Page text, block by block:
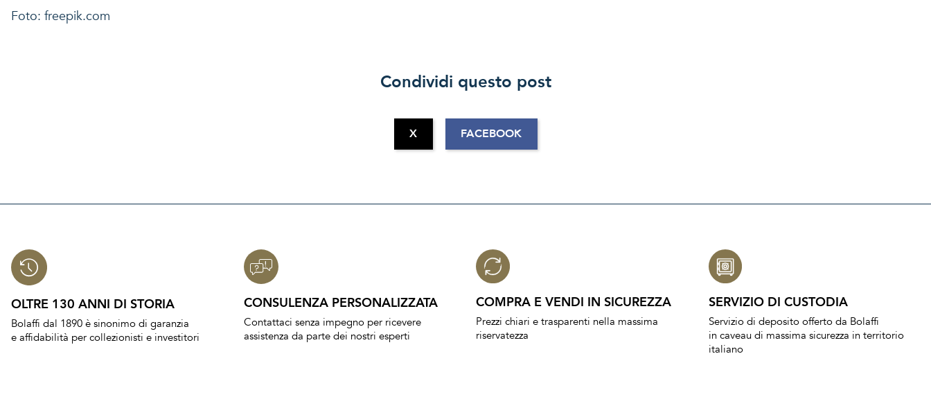
Foto: freepik.com
Condividi questo post
X FACEBOOK
OLTRE 130 ANNI DI STORIA
Bolaffi dal 1890 è sinonimo di garanzia
e affidabilità per collezionisti e investitori
CONSULENZA PERSONALIZZATA
Contattaci senza impegno per ricevere
assistenza da parte dei nostri esperti
COMPRA E VENDI IN SICUREZZA
Prezzi chiari e trasparenti nella massima
riservatezza
SERVIZIO DI CUSTODIA
Servizio di deposito offerto da Bolaffi
in caveau di massima sicurezza in territorio
italiano